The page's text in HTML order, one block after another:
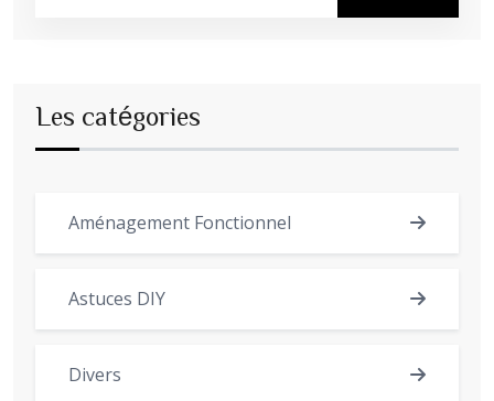
Les catégories
Aménagement Fonctionnel
Astuces DIY
Divers